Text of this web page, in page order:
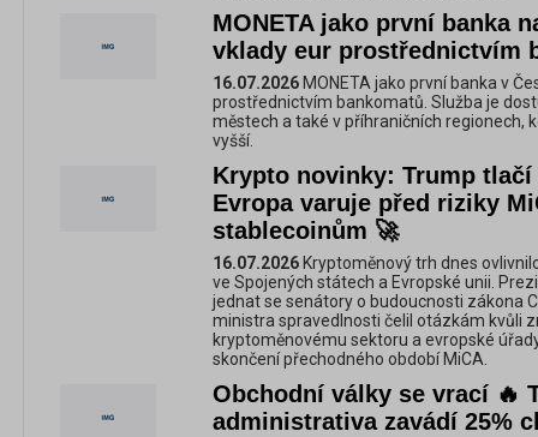
MONETA jako první banka
vklady eur prostřednictvím
16.07.2026 MONETA jako první banka v
prostřednictvím bankomatů. Služba je
městech a také v příhraničních regionech,
vyšší.
Krypto novinky: Trump tlačí
Evropa varuje před riziky
stablecoinům 🚀
16.07.2026 Kryptoměnový trh dnes
ve Spojených státech a Evropské unii.
jednat se senátory o budoucnosti zákona
ministra spravedlnosti čelil otázkám kvůli
kryptoměnovému sektoru a evropské
skončení přechodného období MiCA.
Obchodní války se vrací 🔥
administrativa zavádí 25%